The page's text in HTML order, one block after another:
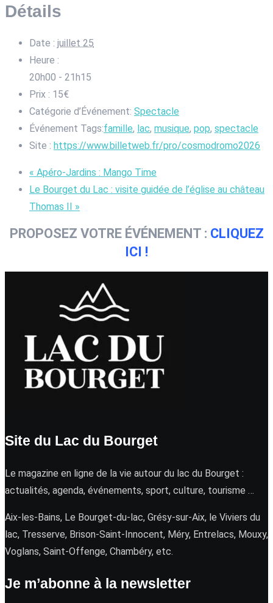
Détails
Date : juillet 25
Heure :
20h00 - 21h15
Prix : 15€
Catégorie d’Événement: Spectacle
Événement Tags:famille, lac, musique, pop, spectacle
Site : https://www.billetweb.fr/pro/cosmodromo2026
« Apéro-Jardins : Mango Time
Le Bourget du Lac : visite guidée de l’église au château
Thomas II »
PROPOSEZ VOTRE ÉVÉNEMENT : CLIQUEZ
ICI !
Site du Lac du Bourget
Le magazine en ligne de la vie autour du lac du Bourget :
actualités, agenda, événements, sport, culture, tourisme …
Aix-les-Bains, Le Bourget-du-lac, Grésy-sur-Aix, le Viviers du
lac, Tresserve, Brison-Saint-Innocent, Méry, Entrelacs, Mouxy,
Voglans, Saint-Offenge, Chambéry, etc.
Je m’abonne à la newsletter